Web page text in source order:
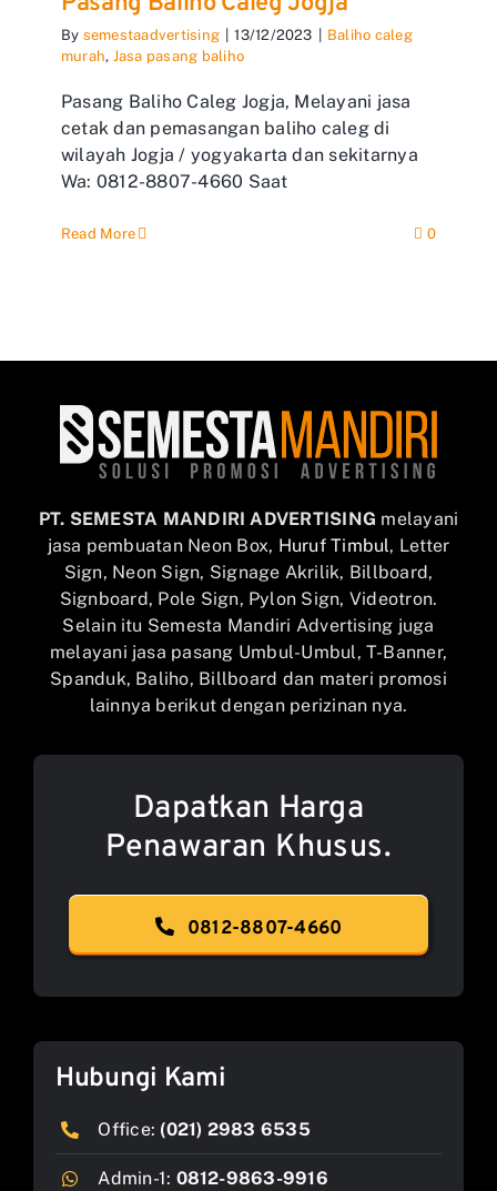
By semestaadvertising 13/12/2023
Baliho caleg
murah, Jasa pasang baliho
Pasang Baliho Caleg Jogja, Melayani jasa
cetak dan pemasangan baliho caleg di
wilayah Jogja / yogyakarta dan sekitarnya
Wa: 0812-8807-4660 Saat
Read More 0
PT. SEMESTA MANDIRI ADVERTISING melayani
jasa pembuatan Neon Box, Huruf Timbul, Letter
Sign, Neon Sign, Signage Akrilik, Billboard,
Signboard, Pole Sign, Pylon Sign, Videotron.
Selain itu Semesta Mandiri Advertising juga
melayani jasa pasang Umbul-Umbul, T-Banner,
Spanduk, Baliho, Billboard dan materi promosi
lainnya berikut dengan perizinan nya.
Dapatkan Harga
Penawaran Khusus.
0812-8807-4660
Hubungi Kami
Office: (021) 2983 6535
Admin-1: 0812-9863-9916